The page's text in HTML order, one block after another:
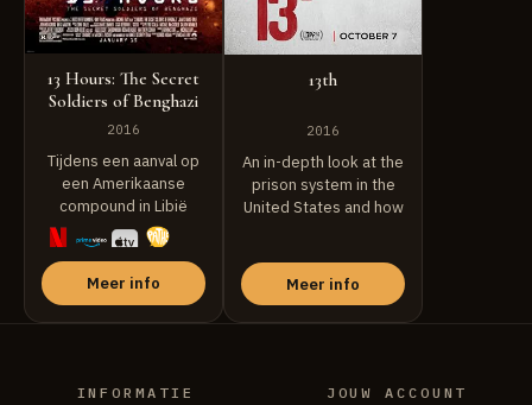
13 Hours: The Secret
Soldiers of Benghazi
2016
Tijdens een aanval op
een Amerikaanse
compound in Libië
worstelt een
beveiligingsteam om ...
Meer info
13th
2016
An in-depth look at the
prison system in the
United States and how
Meer info
INFORMATIE JOUW ACCOUNT